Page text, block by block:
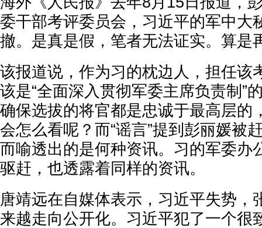
委干部考评委员会，习近平的军中大
撤。是真是假，笔者无法证实。算是
该报道说，作为习的枕边人，担任该
该是“全面深入贯彻军委主席负责制”
确保选拔的将官都是忠诚于最高层的
会怎么看呢？而“谣言”提到彭丽媛被
而喻透出的是何种资讯。习的军委办
驱赶，也透露着同样的资讯。
唐靖远在自媒体表示，习近平失势，
来越走向公开化。习近平犯了一个很